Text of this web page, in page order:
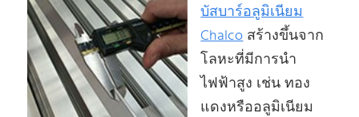
บัสบาร์อลูมิเนียม
Chalcoสร้างขึ้นจาก
โลหะที่มีการนํา
ไฟฟ้าสูง เช่น ทอง
แดงหรืออลูมิเนียม